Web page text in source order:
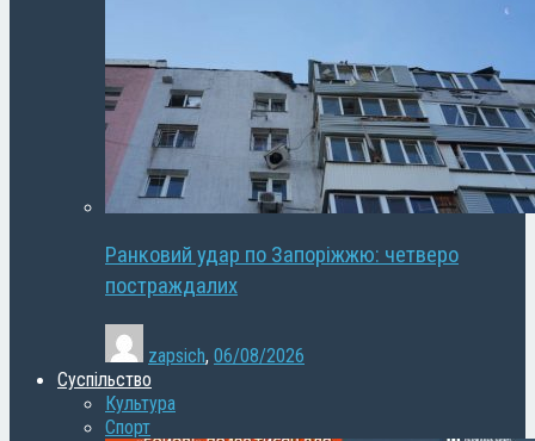
Ранковий удар по Запоріжжю: четверо
постраждалих
zapsich, 06/08/2026
Суспільство
Культура
Спорт